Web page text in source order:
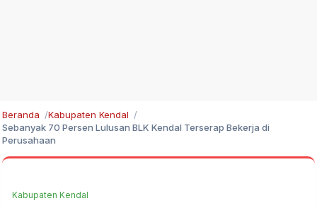
Beranda
Kabupaten Kendal
Sebanyak 70 Persen Lulusan BLK Kendal Terserap Bekerja di
Perusahaan
Kabupaten Kendal